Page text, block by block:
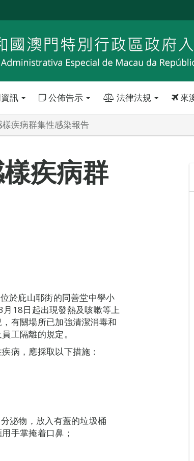
訊 公佈告示 法律法規 來
疾病群集性感染報告
疾病群
於庇山耶街的同善堂中學小
18日起出現發熱及咳嗽等上
有關場所已加強清潔消毒和
工隔離的規定。
病，應採取以下措施：
泌物，放入有蓋的垃圾桶
手掌掩着口鼻；